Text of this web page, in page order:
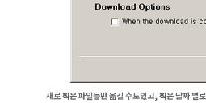
새로 찍은 파일들만 옮길 수도있고, 찍은 날짜 별